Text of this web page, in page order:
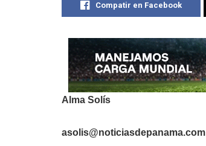
Compatir en Facebook
Alma Solís
asolis@noticiasdepanama.com